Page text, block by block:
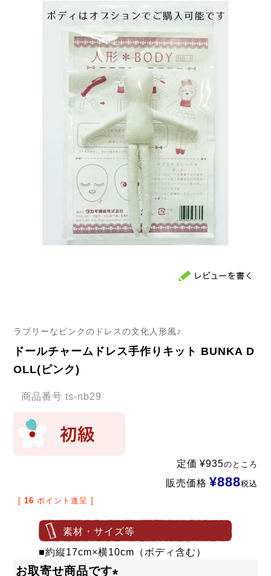
ラブリーなピンクのドレスの文化人形風♪
ドールチャームドレス手作りキット BUNKA D
OLL(ピンク)
商品番号 ts-nb29
定価 ¥935のところ
販売価格 ¥888税込
[ 16 ポイント進呈 ]
素材・サイズ等
■約縦17cm×横10cm（ボディ含む）
お取寄せ商品です